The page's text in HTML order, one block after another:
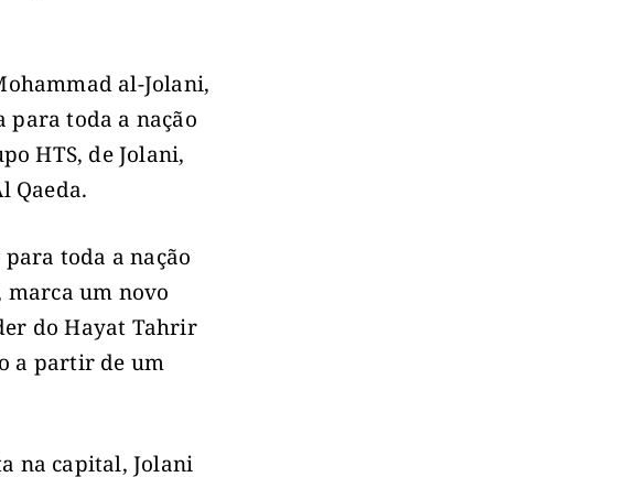
al-Jolani,
para toda a nação
HTS, de Jolani,
Qaeda.
toda a nação
um novo
do Hayat Tahrir
a partir de um
na capital, Jolani